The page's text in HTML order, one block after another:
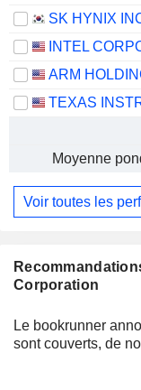
Corporation
Le bookrunner
sont couverts, de
SK HYNIX
INTEL
ARM
Moyenne
Voir toutes les